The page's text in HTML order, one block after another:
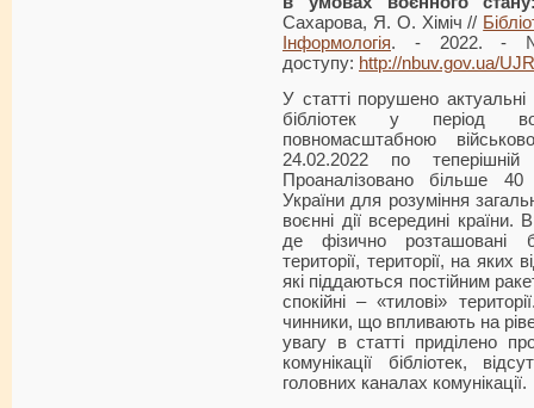
Сахарова, Я. О. Хіміч //
Інформологія. - 2022. -
доступу: http://nbuv.gov.ua/
У статті порушено актуальні
бібліотек у період
повномасштабною
24.02.2022 по
Проаналізовано більше 40
України для розуміння
воєнні дії всередині країни.
де фізично розташовані
території, території, на яких
які піддаються постійним
спокійні – «тилові»
чинники, що впливають на
увагу в статті приділено
комунікації бібліотек,
головних каналах комунікації.